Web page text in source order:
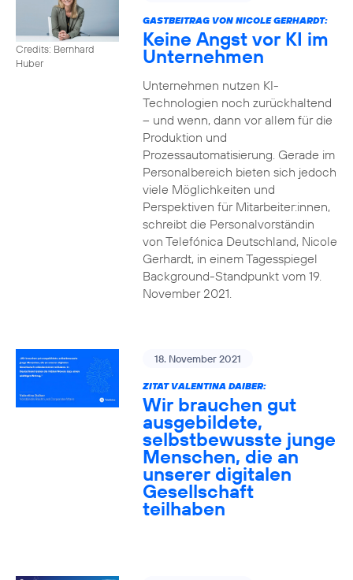
Credits: Bernhard
Huber
GASTBEITRAG VON NICOLE GERHARDT:
Keine Angst vor KI im
Unternehmen
Unternehmen nutzen KI-
Technologien noch zurückhaltend
– und wenn, dann vor allem für die
Produktion und
Prozessautomatisierung. Gerade im
Personalbereich bieten sich jedoch
viele Möglichkeiten und
Perspektiven für Mitarbeiter:innen,
schreibt die Personalvorständin
von Telefónica Deutschland, Nicole
Gerhardt, in einem Tagesspiegel
Background-Standpunkt vom 19.
November 2021.
18. November 2021
ZITAT VALENTINA DAIBER:
Wir brauchen gut
ausgebildete,
selbstbewusste junge
Menschen, die an
unserer digitalen
Gesellschaft
teilhaben